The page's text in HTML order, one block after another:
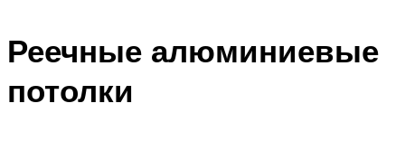
Реечные алюминиевые
потолки